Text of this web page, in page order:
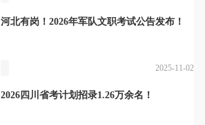
河北有岗！2026年军队文职考试公告发布！
2025-11-02
2026四川省考计划招录1.26万余名！